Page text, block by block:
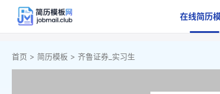
在线简历
首页 > 简历模板 > 齐鲁证券_实习生